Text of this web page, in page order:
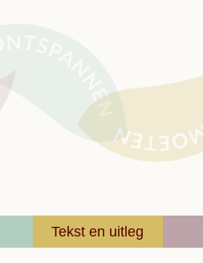
Tekst en uitleg